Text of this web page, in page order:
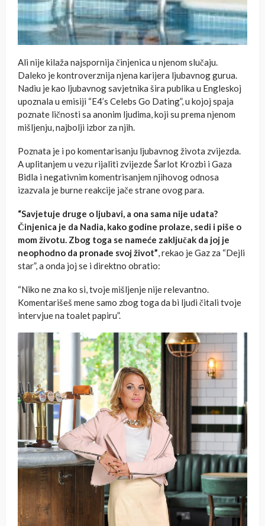
Ali nije kilaža najspornija činjenica u njenom slučaju.
Daleko je kontroverznija njena karijera ljubavnog gurua.
Nadiu je kao ljubavnog savjetnika šira publika u Engleskoj
upoznala u emisiji “E4’s Celebs Go Dating”, u kojoj spaja
poznate ličnosti sa anonim ljudima, koji su prema njenom
mišljenju, najbolji izbor za njih.
Poznata je i po komentarisanju ljubavnog života zvijezda.
A uplitanjem u vezu rijaliti zvijezde Šarlot Krozbi i Gaza
Bidla i negativnim komentrisanjem njihovog odnosa
izazvala je burne reakcije jače strane ovog para.
“Savjetuje druge o ljubavi, a ona sama nije udata?
Činjenica je da Nadia, kako godine prolaze, sedi i piše o
mom životu. Zbog toga se nameće zaključak da joj je
neophodno da pronađe svoj život”, rekao je Gaz za “Dejli
star”, a onda joj se i direktno obratio:
“Niko ne zna ko si, tvoje mišljenje nije relevantno.
Komentarišeš mene samo zbog toga da bi ljudi čitali tvoje
intervjue na toalet papiru”.